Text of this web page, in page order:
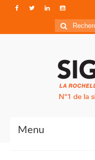
Rechercher
:
Menu